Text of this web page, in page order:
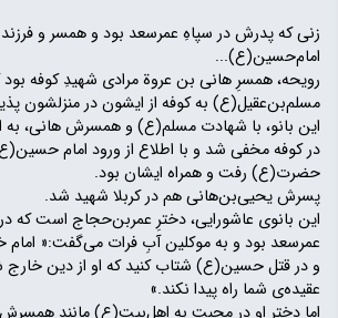
زنی که پدرش در سپاهِ عمرسعد بود و همسر و
امام‌حسین(ع)...
رویحه، همسرِ هانی بن عروة مرادی شهیدِ کوفه بود
مسلم‌بن‌عقیل(ع) به کوفه از ایشون در منزلشون
این بانو، با شهادت مسلم(ع) و همسرش هانی، به
در کوفه مخفی شد و با اطلاع از ورود امام حسین(ع)
حضرت(ع) رفت و همراه ایشان بود.
پسرش یحیی‌بن‌هانی هم در کربلا شهید شد.
این بانوی عاشورایی، دخترِ عمر‌بن‌حجاج است که در
عمر‌سعد بود و به موکلین آبِ فرات می‌گفت:« امام
و در قتل حسین(ع) شتاب کنید که او از دین
عقیده‌ی شما راه پیدا نکند.»
اما دخترِ او در محبتِ به اهل‌بیت(ع) مانند